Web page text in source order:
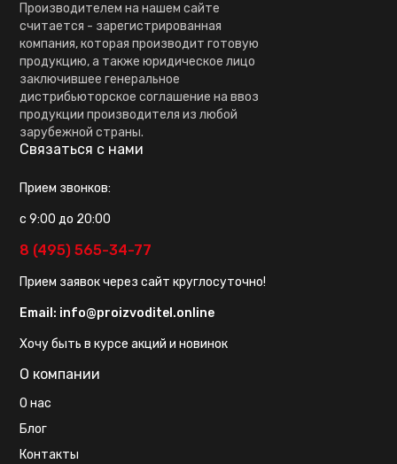
Производителем на нашем сайте
считается - зарегистрированная
компания, которая производит готовую
продукцию, а также юридическое лицо
заключившее генеральное
дистрибьюторское соглашение на ввоз
продукции производителя из любой
зарубежной страны.
Связаться с нами
Прием звонков:
с 9:00 до 20:00
8 (495) 565-34-77
Прием заявок через сайт круглосуточно!
Email: info@proizvoditel.online
Хочу быть в курсе акций и новинок
О компании
О нас
Блог
Контакты